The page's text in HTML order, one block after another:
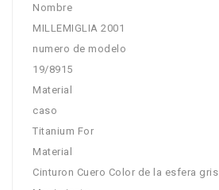
Nombre
MILLEMIGLIA 2001
numero de modelo
19/8915
Material
caso
Titanium For
Material
Cinturon Cuero Color de la esfera gris